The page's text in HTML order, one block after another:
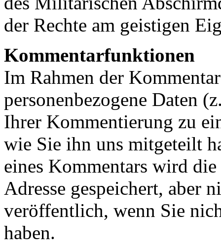
der Rechte am geistigen
Kommentarfunktionen
Im Rahmen der
personenbezogene Daten
Ihrer Kommentierung zu
wie Sie ihn uns mitgeteilt
eines Kommentars wird
Adresse gespeichert, aber
veröffentlich, wenn Sie
haben.